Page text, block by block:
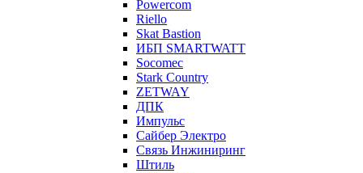
Powercom
Riello
Skat Bastion
ИБП SMARTWATT
Socomec
Stark Country
ZETWAY
ДПК
Импульс
Сайбер Электро
Связь Инжиниринг
Штиль